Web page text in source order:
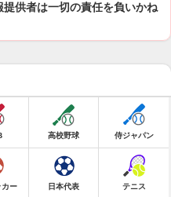
供者は一切の責任を負いかね
高校野球 侍ジャパン
カー 日本代表 テニス